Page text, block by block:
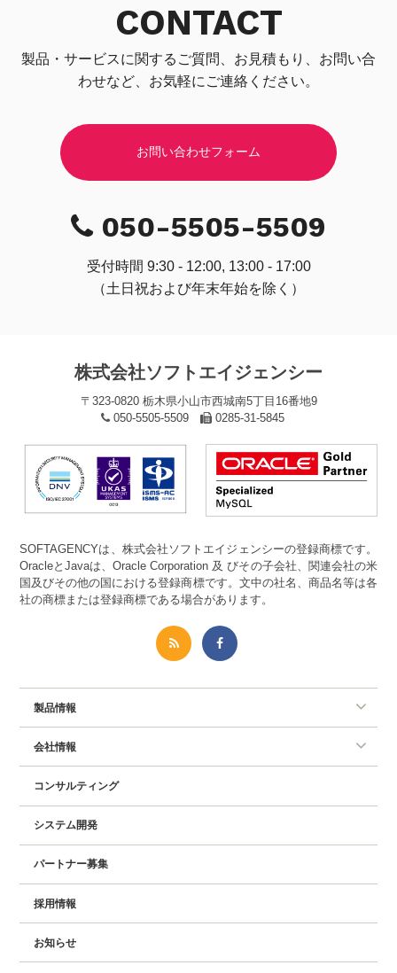
CONTACT
製品・サービスに関するご質問、お見積もり、お問い合
わせなど、お気軽にご連絡ください。
お問い合わせフォーム
050-5505-5509
受付時間 9:30 - 12:00, 13:00 - 17:00
（土日祝および年末年始を除く）
株式会社ソフトエイジェンシー
〒323-0820 栃木県小山市西城南5丁目16番地9
050-5505-5509
0285-31-5845
SOFTAGENCYは、株式会社ソフトエイジェンシーの登録商標です。
OracleとJavaは、Oracle Corporation 及 びその子会社、関連会社の米
国及びその他の国における登録商標です。文中の社名、商品名等は各
社の商標または登録商標である場合があります。
製品情報
会社情報
コンサルティング
システム開発
パートナー募集
採用情報
お知らせ